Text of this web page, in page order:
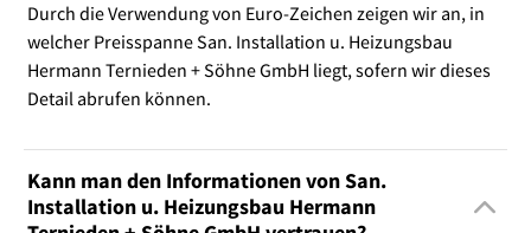
Durch die Verwendung von Euro-Zeichen zeigen wir an, in
welcher Preisspanne San. Installation u. Heizungsbau
Hermann Ternieden + Söhne GmbH liegt, sofern wir dieses
Detail abrufen können.
Kann man den Informationen von San.
Installation u. Heizungsbau Hermann